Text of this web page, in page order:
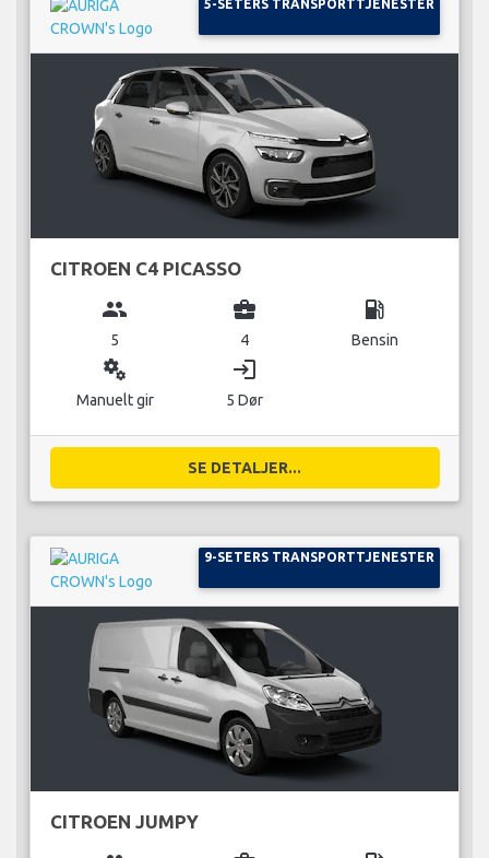
5-SETERS TRANSPORTTJENESTER
CITROEN C4 PICASSO
group
5
business_center
4
local_gas_station
Bensin
miscellaneous_services
Manuelt gir
login
5 Dør
SE DETALJER...
9-SETERS TRANSPORTTJENESTER
CITROEN JUMPY